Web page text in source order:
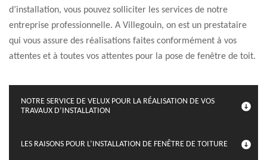
d’installation, vous pouvez solliciter les services de notre
entreprise professionnelle. A Villegouin, on est un prestataire
qui vous assure des réalisations faites conformément à vos
attentes et à toutes vos attentes pour la pose de fenêtre de toit.
NOTRE SERVICE DE VELUX POUR LA RÉALISATION DE VOS
TRAVAUX D’INSTALLATION
LES RAISONS POUR L’INSTALLATION DE FENÊTRE DE TOITURE